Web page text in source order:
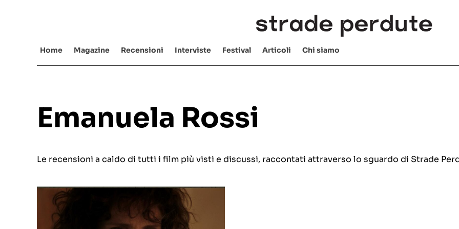
Home Magazine Recensioni Interviste Festival Articoli Chi siamo
Emanuela Rossi
Le recensioni a caldo di tutti i film più visti e discussi, raccontati attraverso lo sguardo di Strade